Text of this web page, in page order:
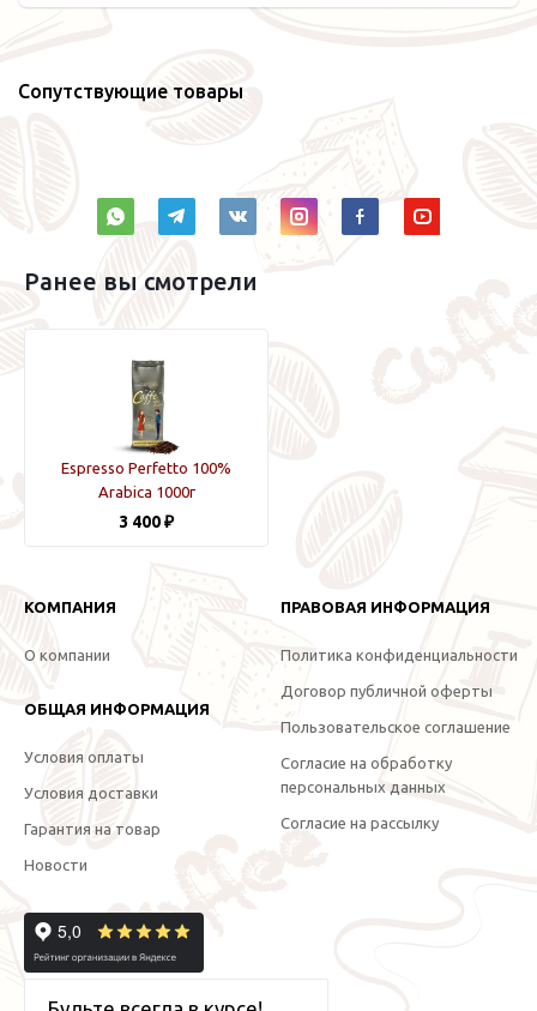
Сопутствующие товары
Ранее вы смотрели
Espresso Perfetto 100%
Arabica 1000г
3 400 ₽
КОМПАНИЯ
О компании
ОБЩАЯ ИНФОРМАЦИЯ
Условия оплаты
Условия доставки
Гарантия на товар
Новости
ПРАВОВАЯ ИНФОРМАЦИЯ
Политика конфиденциальности
Договор публичной оферты
Пользовательское соглашение
Согласие на обработку
персональных данных
Согласие на рассылку